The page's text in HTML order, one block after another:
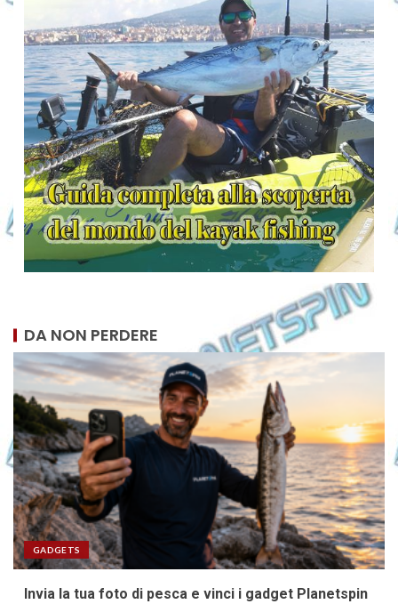
DA NON PERDERE
GADGETS
Invia la tua foto di pesca e vinci i gadget Planetspin